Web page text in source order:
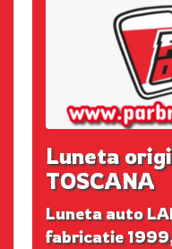
Luneta
TOSCANA
Luneta auto
fabricatie